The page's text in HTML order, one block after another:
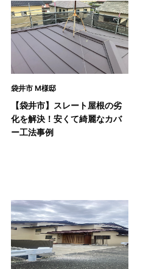
袋井市 M様邸
【袋井市】スレート屋根の劣
化を解決！安くて綺麗なカバ
ー工法事例